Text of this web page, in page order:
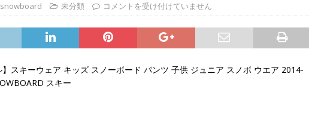
車の鍵紛失
未分類 コメントを受け付けていません
】スキーウェア キッズ スノーボード パンツ 子供 ジュニア スノボ ウエア 2014-
スキー